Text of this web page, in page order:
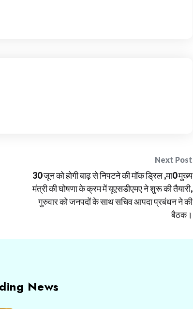
Next Post
30 जून को होगी बाढ़ से निपटने की मॉक ड्रिल ,मा0 मुख्य
मंत्री की घोषणा के क्रम में यूएसडीएमए ने शुरू की तैयारी,
गुरुवार को जनपदों के साथ सचिव आपदा प्रबंधन ने की
बैठक।
News